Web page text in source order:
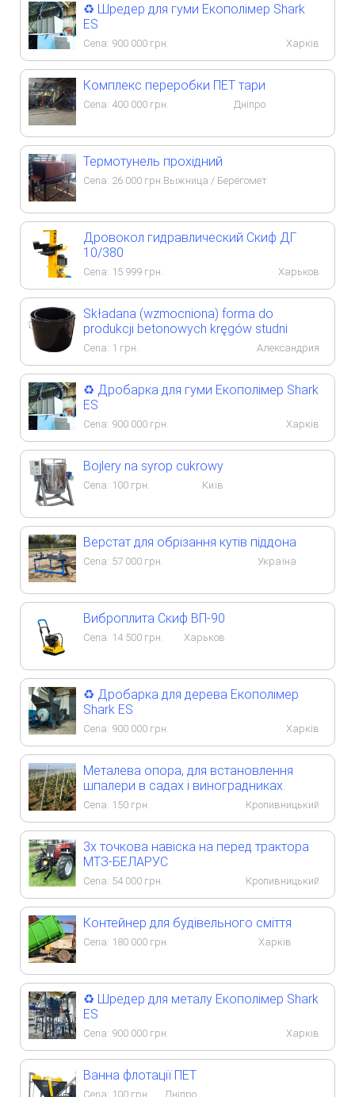
♻️ Шредер для гуми Екополімер Shark
ES
Cena: 900 000 грн. Харків
Комплекс переробки ПЕТ тари
Cena: 400 000 грн. Дніпро
Термотунель прохідний
Cena: 26 000 грн. Выжница / Берегомет
Дровокол гидравлический Скиф ДГ
10/380
Cena: 15 999 грн. Харьков
Składana (wzmocniona) forma do
produkcji betonowych kręgów studni
Cena: 1 грн. Александрия
♻️ Дробарка для гуми Екополімер Shark
ES
Cena: 900 000 грн. Харків
Bojlery na syrop cukrowy
Cena: 100 грн. Київ
Верстат для обрізання кутів піддона
Cena: 57 000 грн. Україна
Виброплита Скиф ВП-90
Cena: 14 500 грн. Харьков
♻️ Дробарка для дерева Екополімер
Shark ES
Cena: 900 000 грн. Харків
Металева опора, для встановлення
шпалери в садах і виноградниках.
Cena: 150 грн. Кропивницький
3х точкова навіска на перед трактора
МТЗ-БЕЛАРУС
Cena: 54 000 грн. Кропивницький
Контейнер для будівельного сміття
Cena: 180 000 грн. Харків
♻️ Шредер для металу Екополімер Shark
ES
Cena: 900 000 грн. Харків
Ванна флотації ПЕТ
Cena: 100 грн. Дніпро